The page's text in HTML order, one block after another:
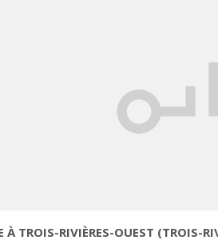
À TROIS-RIVIÈRES-OUEST (TROIS-